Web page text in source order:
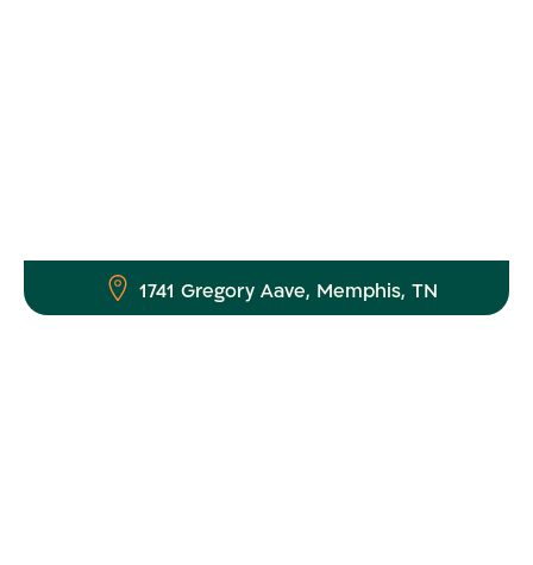
1741 Gregory Aave, Memphis, TN